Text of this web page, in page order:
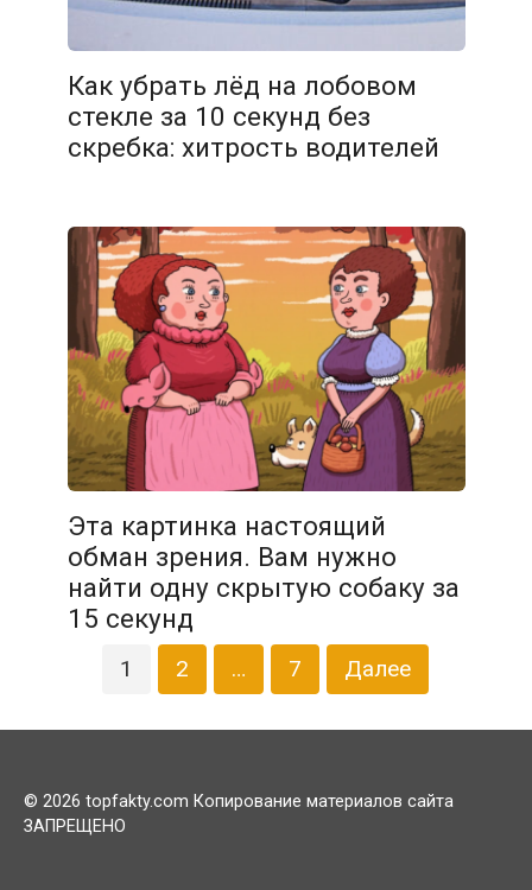
30.01.2026
Как убрать лёд на лобовом
стекле за 10 секунд без
скребка: хитрость водителей
30.01.2026
Эта картинка настоящий
обман зрения. Вам нужно
найти одну скрытую собаку за
15 секунд
1 2 … 7 Далее
© 2026 topfakty.com Копирование материалов сайта
ЗАПРЕЩЕНО